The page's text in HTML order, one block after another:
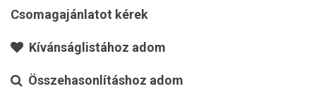
Csomagajánlatot kérek
Kívánságlistához adom
Összehasonlításhoz adom